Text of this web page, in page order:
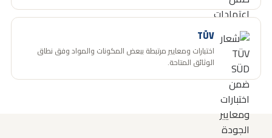
TÜV
اختبارات ومعايير مرتبطة ببعض المكونات والمواد وفق نطاق
الوثائق المتاحة.